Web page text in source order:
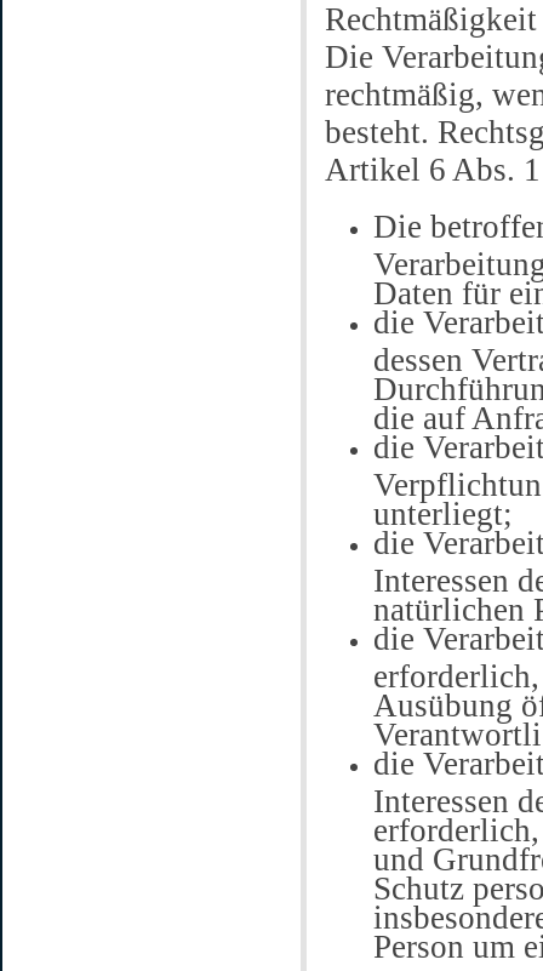
Die
rechtmäßig,
besteht.
Artikel 6 Abs.
Die
Daten für
die
dessen
die auf
die
unterliegt;
die
Interessen
natürlichen
die
Ausübung
die
Interessen
und
Schutz
Person um